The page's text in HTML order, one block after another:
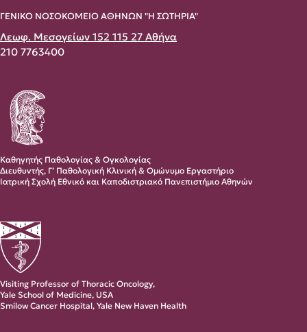
ΓΕΝΙΚΟ ΝΟΣΟΚΟΜΕΙΟ ΑΘΗΝΩΝ "Η ΣΩΤΗΡΙΑ"
Λεωφ. Μεσογείων 152 115 27 Αθήνα
210 7763400
Καθηγητής Παθολογίας & Ογκολογίας
Διευθυντής, Γ’ Παθολογική Κλινική & Ομώνυμο Εργαστήριο
Ιατρική Σχολή Εθνικό και Καποδιστριακό Πανεπιστήμιο Αθηνών
Visiting Professor of Thoracic Oncology,
Yale School of Medicine, USA
Smilow Cancer Hospital, Yale New Haven Health